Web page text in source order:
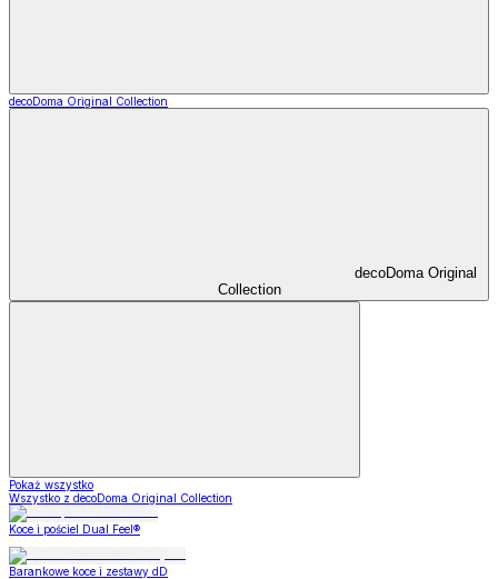
decoDoma Original Collection
decoDoma Original
Collection
Pokaż wszystko
Wszystko z decoDoma Original Collection
Koce i pościel Dual Feel®
Barankowe koce i zestawy dD